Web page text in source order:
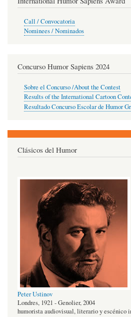
Call / Convocatoria
Nominees / Nominados
Concurso Humor Sapiens 2024
Sobre el Concurso /About the Contest
Results of the International Cartoon
Resultado Concurso Escolar de Humor
Clásicos del Humor
Peter Ustinov
Londres, 1921 - Genolier, 2004
humorista audiovisual, literario y escénico